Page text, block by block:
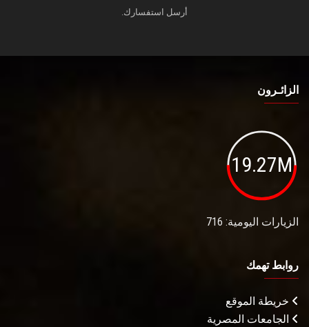
أرسل استفسارك.
الزائـرون
19.27M
الزيارات اليومية: 716
روابط تهمك
خريطة الموقع
الجامعات المصرية